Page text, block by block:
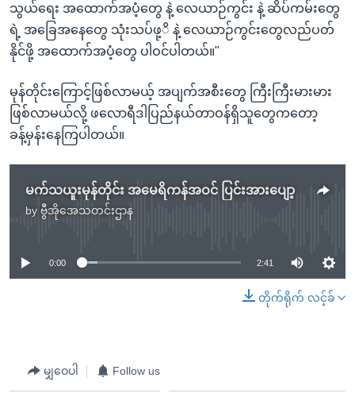
သွယ်ရေး အထောက်အပံ့တွေ နဲ့ လေယာဉ်ကွင်း နဲ့ ဆိပ်ကမ်းတွေ
ရဲ့ အခြေအနေတွေ သုံးသပ်ဖု့ိ နဲ့ လေယာဉ်ကွင်းတွေလည်ပတ်
နိုင်ဖို့ အထောက်အပံ့တွေ ပါဝင်ပါတယ်။"
မုန်တိုင်းကြောင့်ဖြစ်လာမယ့် အပျက်အစီးတွေ ကြီးကြီးမားမား
ဖြစ်လာမယ်လို့ ဖလောရီဒါပြည်နယ်တာဝန်ရှိသူတွေကတော့
ခန့်မှန်းနေကြပါတယ်။
မက်သယူးမုန်တိုင်း အမေရိကန်အဝင် ပြင်းအားပျော့
by ဗွီအိုအေသတင်းဌာန
No media source currently available
0:00 2:41
တိုက်ရိုက် လင့်ခ်
မျှဝေပါ Follow us